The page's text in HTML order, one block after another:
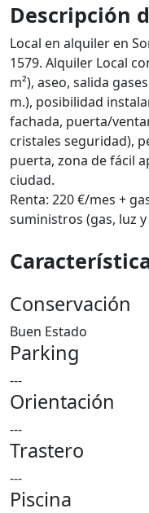
Descripción
Local en alquiler en
1579. Alquiler Local
m²), aseo, salida
m.), posibilidad
fachada, puerta/
cristales seguridad),
puerta, zona de fácil
ciudad.
Renta: 220 €/mes +
suministros (gas, luz
Conservación
Buen Estado
Parking
---
Orientación
---
Trastero
---
Piscina